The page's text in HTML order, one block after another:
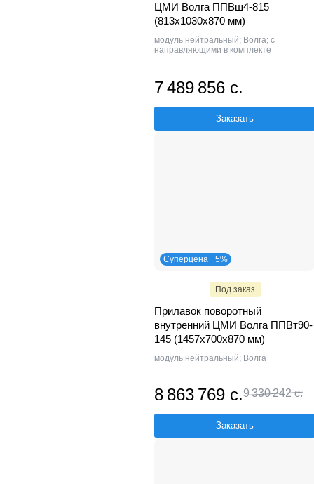
ЦМИ Волга ППВш4-815
(813х1030х870 мм)
модуль нейтральный; Волга; с
направляющими в комплекте
7 489 856 с.
Заказать
Суперцена −5%
Под заказ
Прилавок поворотный
внутренний ЦМИ Волга ППВт90-
145 (1457х700х870 мм)
модуль нейтральный; Волга
8 863 769 с.9 330 242 с.
Заказать